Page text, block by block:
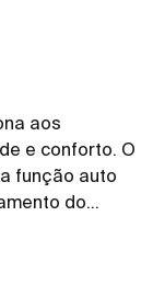
aos
e conforto. O
função auto
do